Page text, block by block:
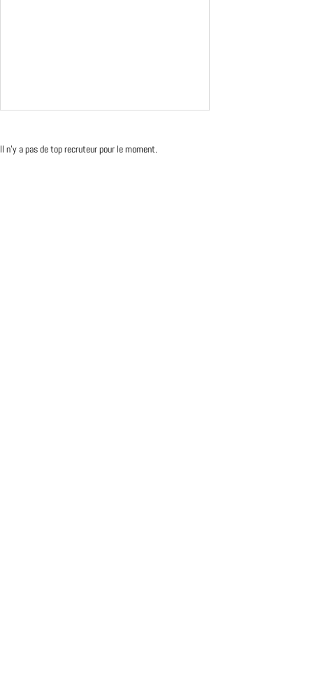
Il n'y a pas de top recruteur pour le moment.